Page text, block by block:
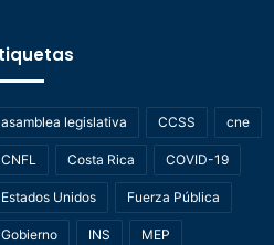
asamblea legislativa CCSS cne
CNFL Costa Rica COVID-19
Estados Unidos Fuerza Pública
Gobierno INS MEP